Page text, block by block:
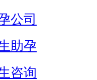
公司
助孕
咨询